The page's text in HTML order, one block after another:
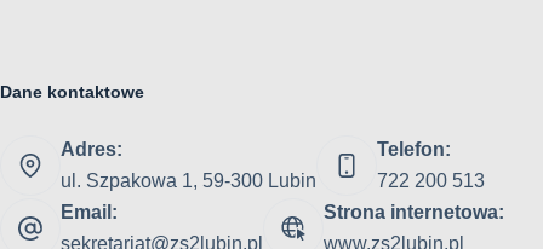
Dane kontaktowe
Adres:
ul. Szpakowa 1, 59-300 Lubin
Telefon:
722 200 513
Email:
sekretariat@zs2lubin.pl
Strona internetowa:
www.zs2lubin.pl